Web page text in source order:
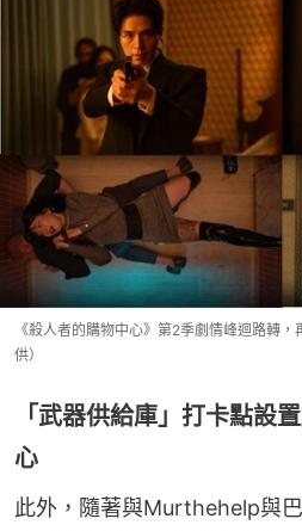
《殺人者的購物中心》第2季劇情峰迴路轉
供）
「武器供給庫」打卡點設
心
此外，隨著與Murthehelp與